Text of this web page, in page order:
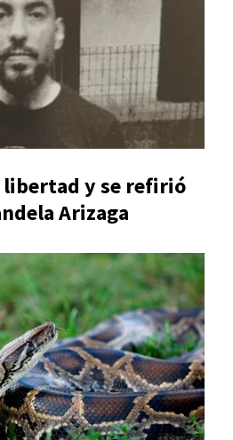
libertad y se refirió
Arizaga